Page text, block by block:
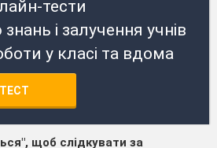
тести
і залучення учнів
у класі та вдома
щоб слідкувати за